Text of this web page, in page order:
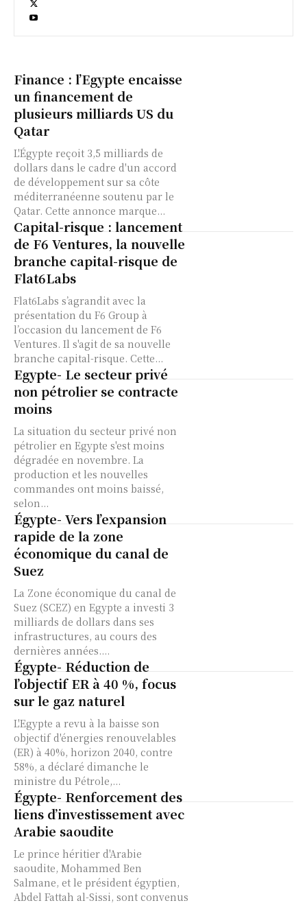
Finance : l’Egypte encaisse
un financement de
plusieurs milliards US du
Qatar
L'Égypte reçoit 3,5 milliards de
dollars dans le cadre d'un accord
de développement sur sa côte
méditerranéenne soutenu par le
Qatar. Cette annonce marque...
Capital-risque : lancement
de F6 Ventures, la nouvelle
branche capital-risque de
Flat6Labs
Flat6Labs s’agrandit avec la
présentation du F6 Group à
l’occasion du lancement de F6
Ventures. Il s'agit de sa nouvelle
branche capital-risque. Cette...
Egypte- Le secteur privé
non pétrolier se contracte
moins
La situation du secteur privé non
pétrolier en Egypte s'est moins
dégradée en novembre. La
production et les nouvelles
commandes ont moins baissé,
selon...
Égypte- Vers l’expansion
rapide de la zone
économique du canal de
Suez
La Zone économique du canal de
Suez (SCEZ) en Egypte a investi 3
milliards de dollars dans ses
infrastructures, au cours des
dernières années....
Égypte- Réduction de
l’objectif ER à 40 %, focus
sur le gaz naturel
L'Egypte a revu à la baisse son
objectif d'énergies renouvelables
(ER) à 40%, horizon 2040, contre
58%, a déclaré dimanche le
ministre du Pétrole,...
Égypte- Renforcement des
liens d’investissement avec
Arabie saoudite
Le prince héritier d'Arabie
saoudite, Mohammed Ben
Salmane, et le président égyptien,
Abdel Fattah al-Sissi, sont convenus